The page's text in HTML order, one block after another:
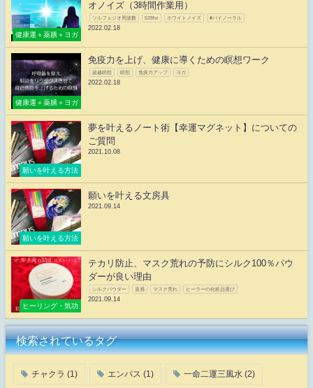
健康運＋薬膳＋ヨガ
オノイズ（3時間作業用）
ソルフェジオ周波数 528hz ホワイトノイズ #バイノーラル
2022.02.18
健康運＋薬膳＋ヨガ
免疫力を上げ、健康に導くための瞑想ワーク
超越瞑想 瞑想 免疫力アップ ヨガ
2022.02.18
願いを叶える方法
夢を叶えるノート術【幸運マグネット】についての
ご質問
2021.10.08
願いを叶える方法
願いを叶える文房具
2021.09.14
ヒーリング・気功
テカリ防止、マスク荒れの予防にシルク100％パウ
ダーが良い理由
シルクパウダー 直感 マスク荒れ ヒーラーの化粧品選び
2021.09.14
検索されているタグ
チャクラ (1) エンパス (1) 一命二運三風水 (2)